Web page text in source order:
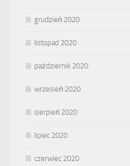
grudzień 2020
listopad 2020
październik 2020
wrzesień 2020
sierpień 2020
lipiec 2020
czerwiec 2020